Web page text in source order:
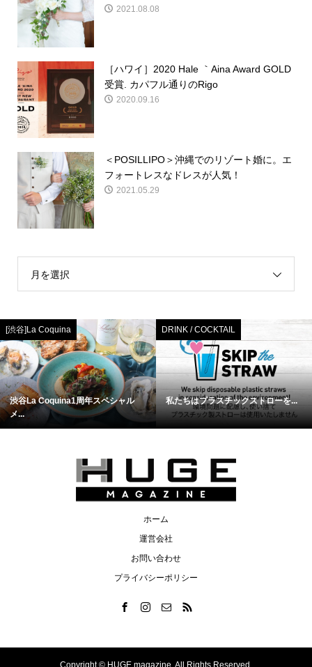
2021.08.08
［ハワイ］2020 Hale ｀Aina Award GOLD
受賞. カパフル通りのRigo
2020.09.16
＜POSILLIPO＞沖縄でのリゾート婚に。エ
フォートレスなドレスが人気！
2021.05.29
月を選択
[渋谷]La Coquina
渋谷La Coquina1周年スペシャル
メ...
DRINK / COCKTAIL
私たちはプラスチックストローを...
ホーム
運営会社
お問い合わせ
プライバシーポリシー
Copyright © HUGE magazine. All Rights Reserved.